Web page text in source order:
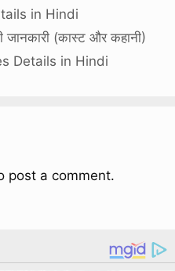
in Hindi
(कास्ट और कहानी)
Details in Hindi
post a comment.